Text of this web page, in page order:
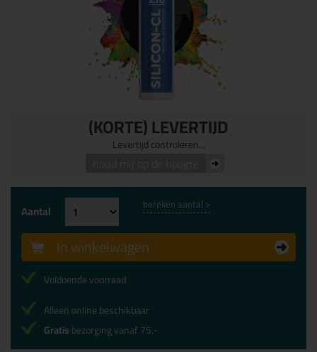
(KORTE) LEVERTIJD
Levertijd controleren...
Aantal bereken aantal >
In winkelwagen
Voldoende voorraad
Alleen online beschikbaar
Gratisbezorging vanaf 75,-